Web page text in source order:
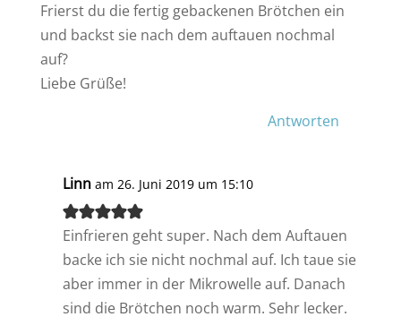
Frierst du die fertig gebackenen Brötchen ein
und backst sie nach dem auftauen nochmal
auf?
Liebe Grüße!
Antworten
Linn am 26. Juni 2019 um 15:10
Einfrieren geht super. Nach dem Auftauen
backe ich sie nicht nochmal auf. Ich taue sie
aber immer in der Mikrowelle auf. Danach
sind die Brötchen noch warm. Sehr lecker.